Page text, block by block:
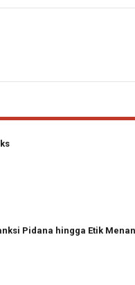
Pidana hingga Etik